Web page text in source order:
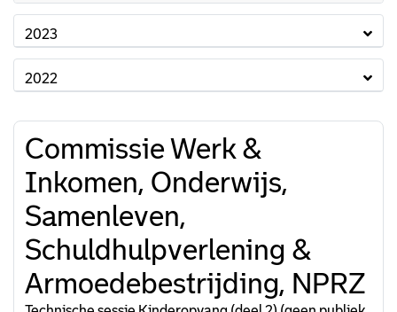
2023
2022
Commissie Werk &
Inkomen, Onderwijs,
Samenleven,
Schuldhulpverlening &
Armoedebestrijding, NPRZ